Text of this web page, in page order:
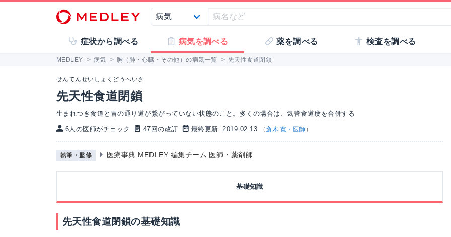
症状から調べる 病気を調べる 薬を調べる 検査を調べる
MEDLEY > 病気 > 胸（肺・心臓・その他）の病気一覧 > 先天性食道閉鎖
せんてんせいしょくどうへいさ
先天性食道閉鎖
生まれつき食道と胃の通り道が繋がっていない状態のこと。多くの場合は、気管食道瘻を合併する
6人の医師がチェック
47回の改訂 最終更新: 2019.02.13 （斎木 寛・医師 ）
執筆・監修 医療事典 MEDLEY 編集チーム 医師・薬剤師
基礎知識
先天性食道閉鎖の基礎知識